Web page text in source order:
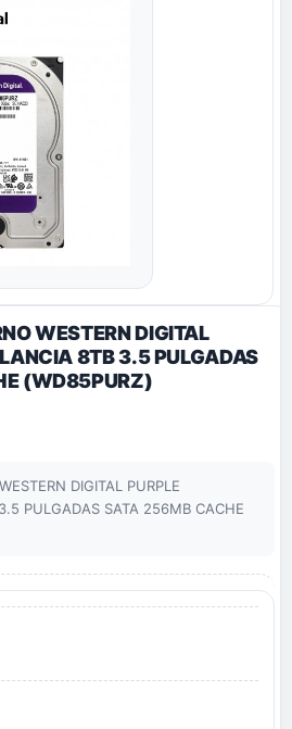
WESTERN DIGITAL
8TB 3.5 PULGADAS
(WD85PURZ)
DIGITAL PURPLE
PULGADAS SATA 256MB CACHE